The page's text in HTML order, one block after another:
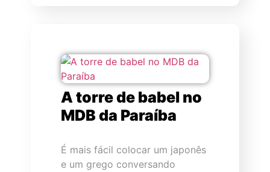
A torre de babel no
MDB da Paraíba
É mais fácil colocar um japonês
e um grego conversando